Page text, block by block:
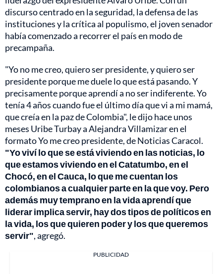
discurso centrado en la seguridad, la defensa de las
instituciones y la crítica al populismo, el joven senador
había comenzado a recorrer el país en modo de
precampaña.
"Yo no me creo, quiero ser presidente, y quiero ser
presidente porque me duele lo que está pasando. Y
precisamente porque aprendí a no ser indiferente. Yo
tenía 4 años cuando fue el último día que vi a mi mamá,
que creía en la paz de Colombia", le dijo hace unos
meses Uribe Turbay a Alejandra Villamizar en el
formato Yo me creo presidente, de Noticias Caracol.
"Yo viví lo que se está viviendo en las noticias, lo
que estamos viviendo en el Catatumbo, en el
Chocó, en el Cauca, lo que me cuentan los
colombianos a cualquier parte en la que voy. Pero
además muy temprano en la vida aprendí que
liderar implica servir, hay dos tipos de políticos en
la vida, los que quieren poder y los que queremos
servir", agregó.
PUBLICIDAD